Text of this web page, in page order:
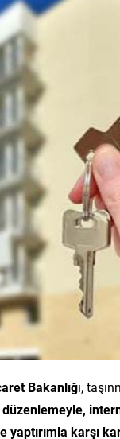
Bakanlığı,
düzenlemeyle,
karşı